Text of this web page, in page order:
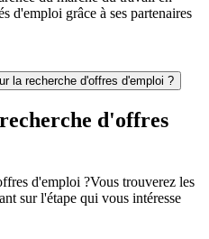
d'emploi grâce à ses partenaires
la recherche d'offres d'emploi ?
d'offres
d'emploi ?Vous trouverez les
sur l'étape qui vous intéresse